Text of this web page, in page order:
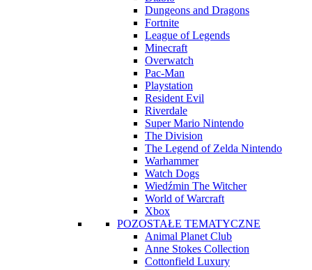
Dungeons and Dragons
Fortnite
League of Legends
Minecraft
Overwatch
Pac-Man
Playstation
Resident Evil
Riverdale
Super Mario Nintendo
The Division
The Legend of Zelda Nintendo
Warhammer
Watch Dogs
Wiedźmin The Witcher
World of Warcraft
Xbox
POZOSTAŁE TEMATYCZNE
Animal Planet Club
Anne Stokes Collection
Cottonfield Luxury